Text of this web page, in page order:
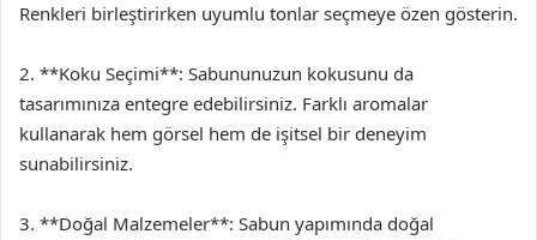
Renkleri birleştirirken uyumlu tonlar seçmeye özen gösterin.
2. **Koku Seçimi**: Sabununuzun kokusunu da
tasarımınıza entegre edebilirsiniz. Farklı aromalar
kullanarak hem görsel hem de işitsel bir deneyim
sunabilirsiniz.
3. **Doğal Malzemeler**: Sabun yapımında doğal